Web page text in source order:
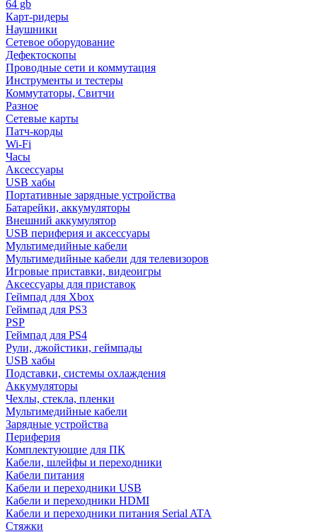
64 gb
Карт-ридеры
Наушники
Сетевое оборудование
Дефектоскопы
Проводные сети и коммутация
Инструменты и тестеры
Коммутаторы, Свитчи
Разное
Сетевые карты
Патч-корды
Wi-Fi
Часы
Аксессуары
USB хабы
Портативные зарядные устройства
Батарейки, аккумуляторы
Внешний аккумулятор
USB периферия и аксессуары
Мультимедийные кабели
Мультимедийные кабели для телевизоров
Игровые приставки, видеоигры
Аксессуары для приставок
Геймпад для Xbox
Геймпад для PS3
PSP
Геймпад для PS4
Рули, джойстики, геймпады
USB хабы
Подставки, системы охлаждения
Аккумуляторы
Чехлы, стекла, пленки
Мультимедийные кабели
Зарядные устройства
Периферия
Комплектующие для ПК
Кабели, шлейфы и переходники
Кабели питания
Кабели и переходники USB
Кабели и переходники HDMI
Кабели и переходники питания Serial ATA
Стяжки